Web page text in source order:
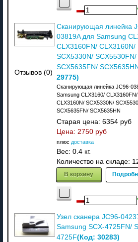
Отзывов (0)
Сканирующая линейка
03819A для Samsung
CLX3160FN/ CLX3160N/
SCX5330N/ SCX5530FN/
SCX5635FN/ SCX5635HN
29775)
Сканирующая линейка JC96-
Samsung CLX3160/ CLX3160FN/
CLX3160N/ SCX5330N/
SCX5635FN/ SCX5635HN
Старая цена: 6354 руб
Цена: 2750 руб
плюс доставка
Вес: 0.4 кг.
Количество на складе:
В корзину
Узел сканера JC96-
Samsung SCX-4725FN/
4725F(Код: 30283)